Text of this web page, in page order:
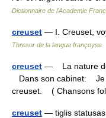
Dictionnaire de l'Academie
creuset — I. Creuset,
Thresor de la langue françoyse
creuset — La nature
Dans son cabinet: Je
creuset. ( Chansons
creuset — tiglis statusas